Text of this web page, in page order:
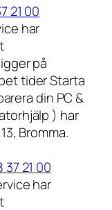
21 00
har
på
tider Starta
din PC &
) har
Bromma.
21 00
har